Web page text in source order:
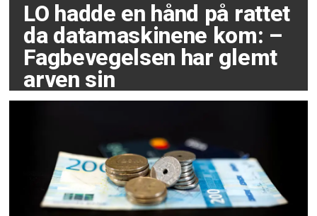
LO hadde en hånd på rattet
da datamaskinene kom: –
Fagbevegelsen har glemt
arven sin